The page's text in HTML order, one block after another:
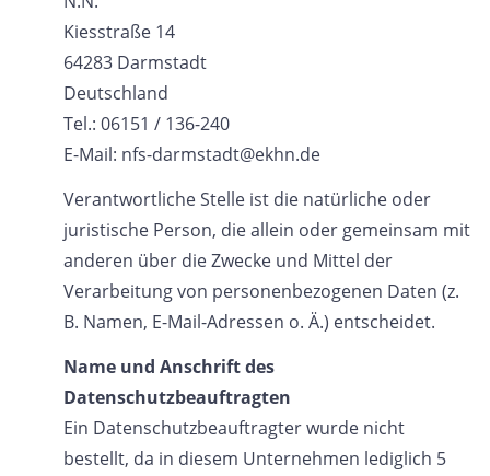
Kiesstraße 14
64283 Darmstadt
Deutschland
Tel.: 06151 / 136-240
E-Mail: nfs-darmstadt@ekhn.de
Verantwortliche Stelle ist die natürliche oder
juristische Person, die allein oder gemeinsam mit
anderen über die Zwecke und Mittel der
Verarbeitung von personenbezogenen Daten (z.
B. Namen, E-Mail-Adressen o. Ä.) entscheidet.
Name und Anschrift des
Datenschutzbeauftragten
Ein Datenschutzbeauftragter wurde nicht
bestellt, da in diesem Unternehmen lediglich 5